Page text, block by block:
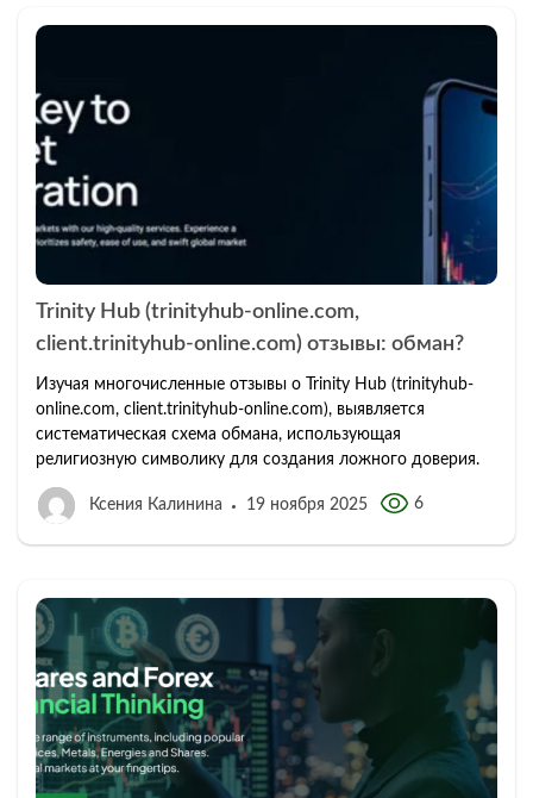
Trinity Hub (trinityhub-online.com,
client.trinityhub-online.com) отзывы: обман?
Изучая многочисленные отзывы о Trinity Hub (trinityhub-
online.com, client.trinityhub-online.com), выявляется
систематическая схема обмана, использующая
религиозную символику для создания ложного доверия.
Ксения Калинина 19 ноября 2025 6